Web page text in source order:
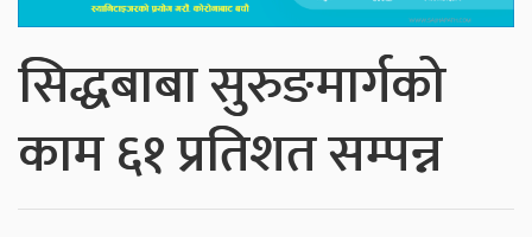
सिद्धबाबा सुरुङमार्गको
काम ६१ प्रतिशत सम्पन्न